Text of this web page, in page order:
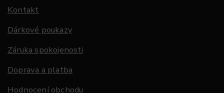
Kontakt
Dárkové poukazy
Záruka spokojenosti
Doprava a platba
Hodnocení obchodu